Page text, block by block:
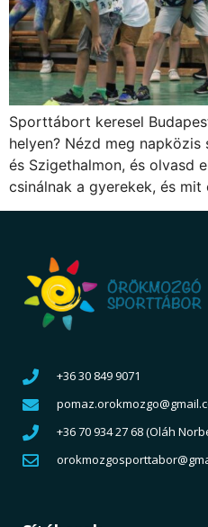
Sporttábort keresel
helyen? Nézd meg
és Szigethalmon, és olvasd
csinálnak a gyerekek, és mit
+36 30 849 9071
+36 70 934 27 68 (Oláh